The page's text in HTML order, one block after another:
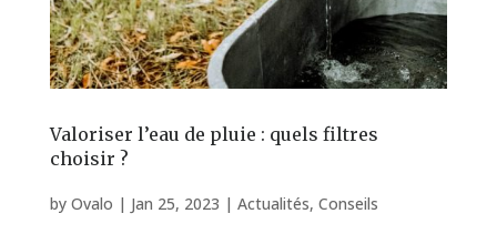
Valoriser l’eau de pluie : quels filtres
choisir ?
by Ovalo | Jan 25, 2023 | Actualités, Conseils